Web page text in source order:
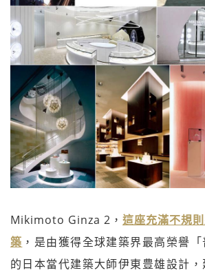
Mikimoto Ginza 2， 這座充滿不規
築 ，是由獲得全球建築界最高榮譽「
的日本當代建築大師伊東豊雄設計